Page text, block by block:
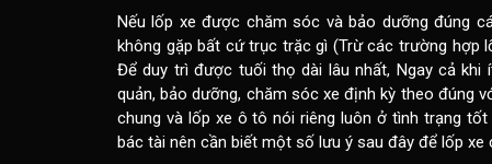
Nếu lốp xe được chăm sóc và bảo dưỡng đúng
không gặp bất cứ trục trặc gì (Trừ các trường hợp
Để duy trì được tuối thọ dài lâu nhất, Ngay cả khi
quản, bảo dưỡng, chăm sóc xe định kỳ theo đúng
chung và lốp xe ô tô nói riêng luôn ở tình trạng
bác tài nên cần biết một số lưu ý sau đây để lốp